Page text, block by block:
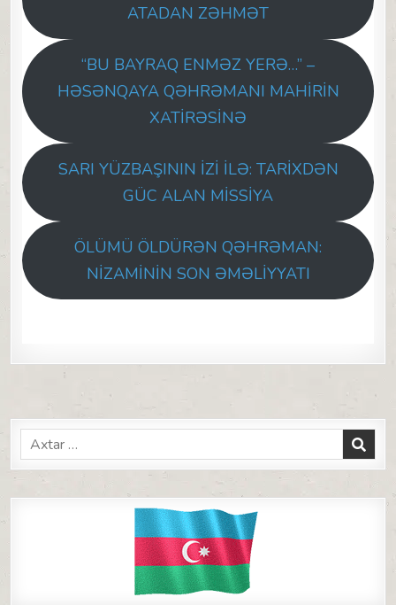
ATADAN ZƏHMƏT
“BU BAYRAQ ENMƏZ YERƏ…” –
HƏSƏNQAYA QƏHRƏMANI MAHİRİN
XATİRƏSİNƏ
SARI YÜZBAŞININ İZİ İLƏ: TARİXDƏN
GÜC ALAN MİSSİYA
ÖLÜMÜ ÖLDÜRƏN QƏHRƏMAN:
NİZAMİNİN SON ƏMƏLİYYATI
Search
for: